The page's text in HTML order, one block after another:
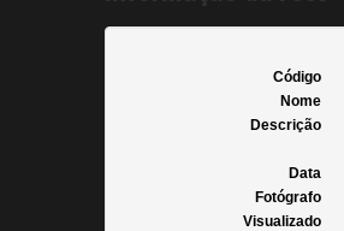
Código
Nome
Descrição
Data
Fotógrafo
Visualizado